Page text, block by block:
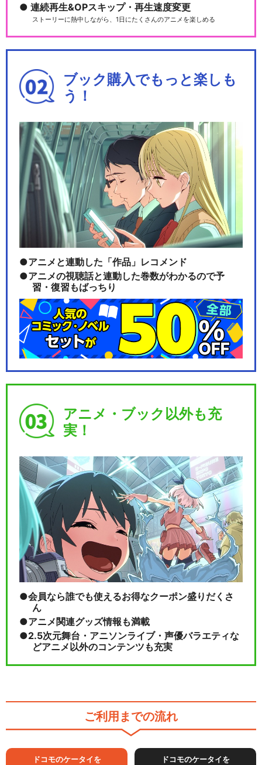
連続再生&OPスキップ・再生速度変更
ストーリーに熱中しながら、1日にたくさんのアニメを楽しめる
ブック購入でもっと楽しも
う！
アニメと連動した「作品」レコメンド
アニメの視聴話と連動した巻数がわかるので予
習・復習もばっちり
アニメ・ブック以外も充
実！
会員なら誰でも使えるお得なクーポン盛りだくさ
ん
アニメ関連グッズ情報も満載
2.5次元舞台・アニソンライブ・声優バラエティな
どアニメ以外のコンテンツも充実
ご利用までの流れ
ドコモのケータイを
ドコモのケータイを